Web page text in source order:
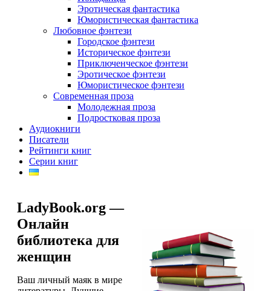
Эротическая фантастика
Юмористическая фантастика
Любовное фэнтези
Городское фэнтези
Историческое фэнтези
Приключенческое фэнтези
Эротическое фэнтези
Юмористическое фэнтези
Современная проза
Молодежная проза
Подростковая проза
Аудиокниги
Писатели
Рейтинги книг
Серии книг
LadyBook.org —
Онлайн
библиотека для
женщин
Ваш личный маяк в мире